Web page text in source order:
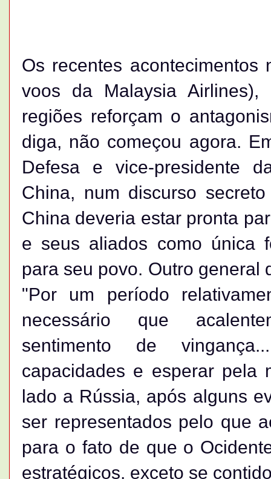
Os recentes
voos da Malaysia
regiões reforçam o
diga, não começou agora.
Defesa e vice-presidente
China, num discurso
China deveria estar pronta
e seus aliados como única
para seu povo. Outro general
"Por um período
necessário que
sentimento de
capacidades e esperar pela
lado a Rússia, após alguns
ser representados pelo que
para o fato de que o
estratégicos, exceto se